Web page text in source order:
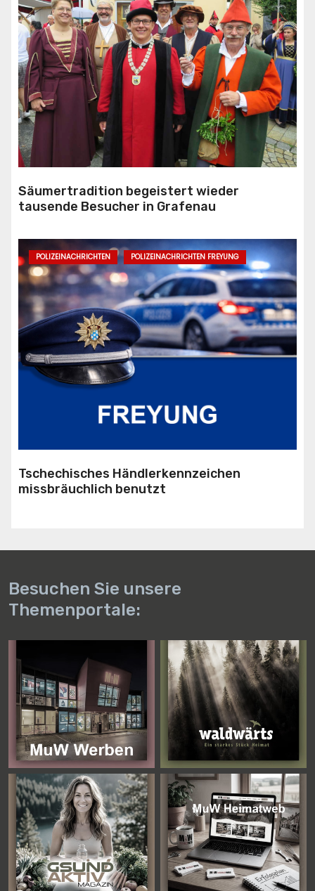
Säumertradition begeistert wieder
tausende Besucher in Grafenau
POLIZEINACHRICHTEN POLIZEINACHRICHTEN FREYUNG
Tschechisches Händlerkennzeichen
missbräuchlich benutzt
Besuchen Sie unsere
Themenportale: